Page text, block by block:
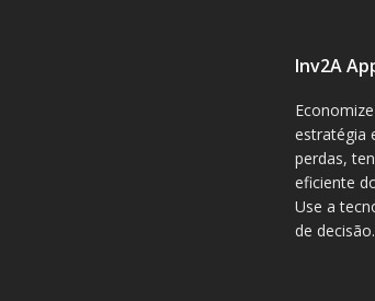
Inv2A
estratégia
perdas,
eficiente
Use a
de decisão.